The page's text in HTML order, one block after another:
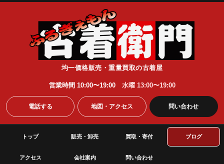
均一価格販売・重量買取の古着屋
営業時間 10:00〜19:00 水曜 13:00〜19:00
電話する 地図・アクセス 問い合わせ
トップ 販売・卸売 買取・寄付 ブログ
アクセス 会社案内 問い合わせ